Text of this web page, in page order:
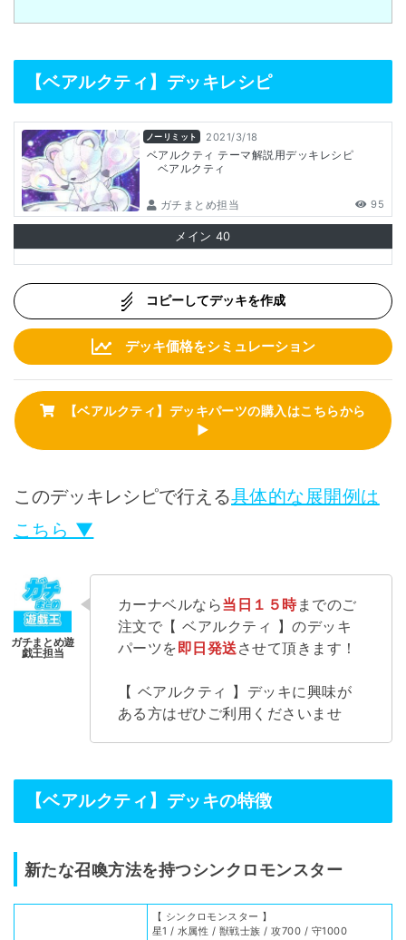
【ベアルクティ】デッキレシピ
ノーリミット 2021/3/18
ベアルクティ テーマ解説用デッキレシピ
ベアルクティ
ガチまとめ担当 95
メイン 40
コピーしてデッキを作成
デッキ価格をシミュレーション
【ベアルクティ】デッキパーツの購入はこちらから
▶
このデッキレシピで行える具体的な展開例は
こちら ▼
カーナベルなら当日１５時までのご
注文で【 ベアルクティ 】のデッキ
パーツを即日発送 させて頂きます！
【 ベアルクティ 】デッキに興味が
ある方はぜひご利用くださいませ
【ベアルクティ】デッキの特徴
新たな召喚方法を持つシンクロモンスター
【 シンクロモンスター 】
星1 / 水属性 / 獣戦士族 / 攻700 / 守1000